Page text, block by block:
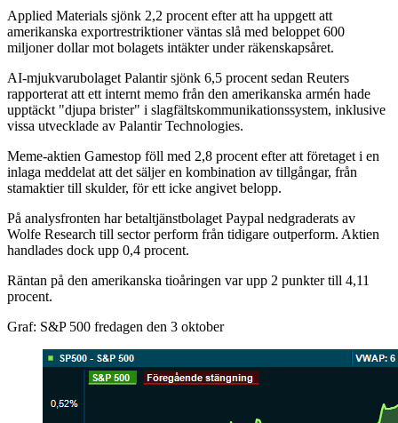
Applied Materials sjönk 2,2 procent efter att ha uppgett att
amerikanska exportrestriktioner väntas slå med beloppet 600
miljoner dollar mot bolagets intäkter under räkenskapsåret.
AI-mjukvarubolaget Palantir sjönk 6,5 procent sedan Reuters
rapporterat att ett internt memo från den amerikanska armén hade
upptäckt "djupa brister" i slagfältskommunikationssystem, inklusive
vissa utvecklade av Palantir Technologies.
Meme-aktien Gamestop föll med 2,8 procent efter att företaget i en
inlaga meddelat att det säljer en kombination av tillgångar, från
stamaktier till skulder, för ett icke angivet belopp.
På analysfronten har betaltjänstbolaget Paypal nedgraderats av
Wolfe Research till sector perform från tidigare outperform. Aktien
handlades dock upp 0,4 procent.
Räntan på den amerikanska tioåringen var upp 2 punkter till 4,11
procent.
Graf: S&P 500 fredagen den 3 oktober